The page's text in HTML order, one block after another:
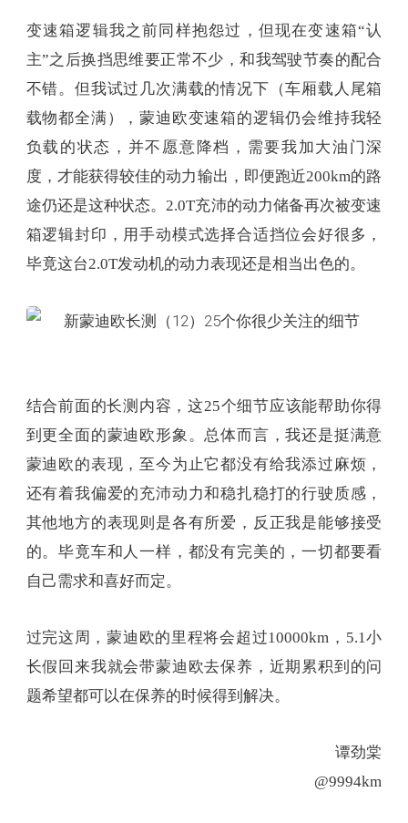
变速箱逻辑我之前同样抱怨过，但现在变速箱“认
主”之后换挡思维要正常不少，和我驾驶节奏的配合
不错。但我试过几次满载的情况下（车厢载人尾箱
载物都全满），蒙迪欧变速箱的逻辑仍会维持我轻
负载的状态，并不愿意降档，需要我加大油门深
度，才能获得较佳的动力输出，即便跑近200km的路
途仍还是这种状态。2.0T充沛的动力储备再次被变速
箱逻辑封印，用手动模式选择合适挡位会好很多，
毕竟这台2.0T发动机的动力表现还是相当出色的。
结合前面的长测内容，这25个细节应该能帮助你得
到更全面的蒙迪欧形象。总体而言，我还是挺满意
蒙迪欧的表现，至今为止它都没有给我添过麻烦，
还有着我偏爱的充沛动力和稳扎稳打的行驶质感，
其他地方的表现则是各有所爱，反正我是能够接受
的。毕竟车和人一样，都没有完美的，一切都要看
自己需求和喜好而定。
过完这周，蒙迪欧的里程将会超过10000km，5.1小
长假回来我就会带蒙迪欧去保养，近期累积到的问
题希望都可以在保养的时候得到解决。
谭劲棠
@9994km